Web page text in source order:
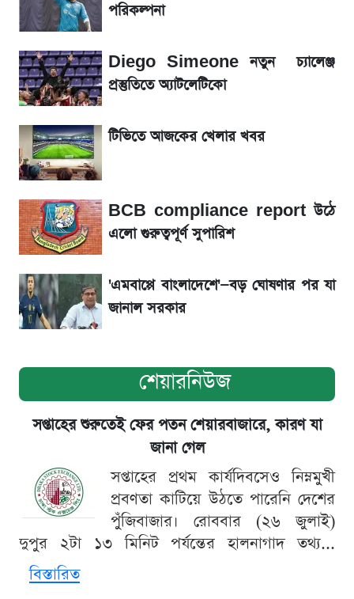
৬ আগস্ট দেশের বাজারে স্বর্ণের দাম
রবির বড় সাফল্য! আয় কম বাড়লেও রেকর্ড মুনাফা ও
গ্রাহক বৃদ্ধি
শেয়ার বিজকে লিগ্যাল নোটিশ পাঠাল রবি, শুরু নতুন
বিতর্ক
সৌদিতে বাংলাদেশিদের আকামা নবায়নে বদলে গেল
নিয়ম
পরিকল্পনা
Diego Simeone নতুন চ্যালেঞ্জ
প্রস্তুতিতে অ্যাটলেটিকো
টিভিতে আজকের খেলার খবর
BCB compliance report উঠে
এলো গুরুত্বপূর্ণ সুপারিশ
'এমবাপ্পে বাংলাদেশে'—বড় ঘোষণার পর যা
জানাল সরকার
শেয়ারনিউজ
সপ্তাহের শুরুতেই ফের পতন শেয়ারবাজারে, কারণ যা
জানা গেল
সপ্তাহের প্রথম কার্যদিবসেও নিম্নমুখী
প্রবণতা কাটিয়ে উঠতে পারেনি দেশের
পুঁজিবাজার। রোববার (২৬ জুলাই)
দুপুর ২টা ১৩ মিনিট পর্যন্তের হালনাগাদ তথ্য...
বিস্তারিত